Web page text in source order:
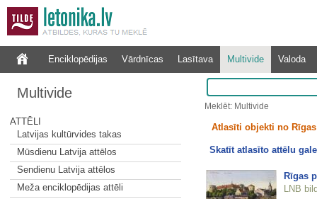
Enciklopēdijas Vārdnīcas Lasītava Multivide Valoda
Multivide
ATTĒLI
Latvijas kultūrvides takas
Mūsdienu Latvija attēlos
Sendienu Latvija attēlos
Meža enciklopēdijas attēli
Meklēt: Multivide
Atlasīti objekti no
Skatīt atlasīto attēlu
Rīgas
LNB